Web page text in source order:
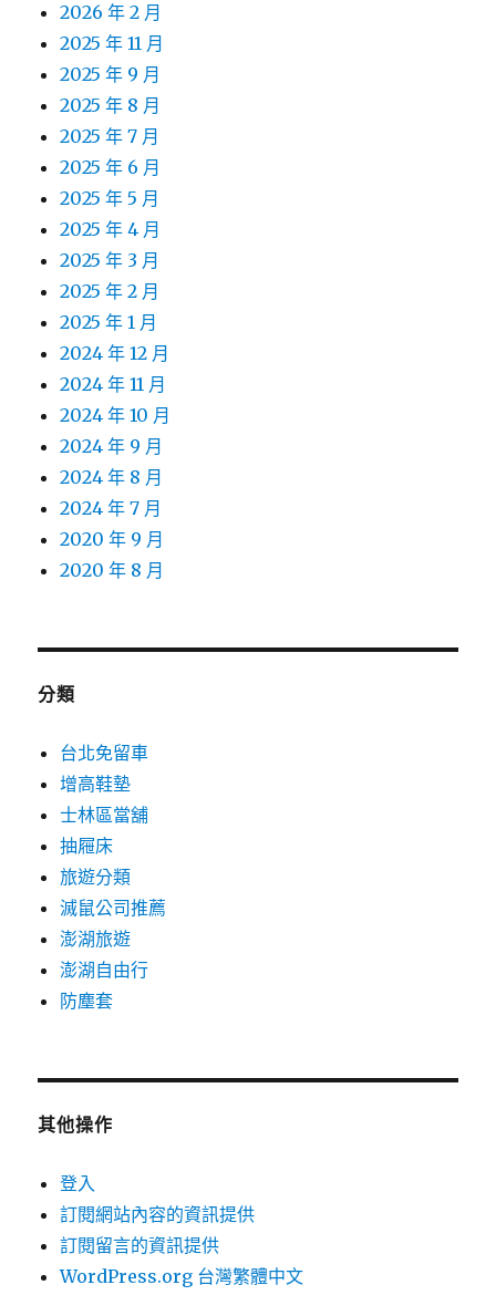
2026 年 2 月
2025 年 11 月
2025 年 9 月
2025 年 8 月
2025 年 7 月
2025 年 6 月
2025 年 5 月
2025 年 4 月
2025 年 3 月
2025 年 2 月
2025 年 1 月
2024 年 12 月
2024 年 11 月
2024 年 10 月
2024 年 9 月
2024 年 8 月
2024 年 7 月
2020 年 9 月
2020 年 8 月
分類
台北免留車
增高鞋墊
士林區當舖
抽屜床
旅遊分類
滅鼠公司推薦
澎湖旅遊
澎湖自由行
防塵套
其他操作
登入
訂閱網站內容的資訊提供
訂閱留言的資訊提供
WordPress.org 台灣繁體中文